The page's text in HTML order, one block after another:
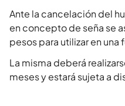
Ante la cancelación del
en concepto de seña se
pesos para utilizar en una
La misma deberá
meses y estará sujeta a